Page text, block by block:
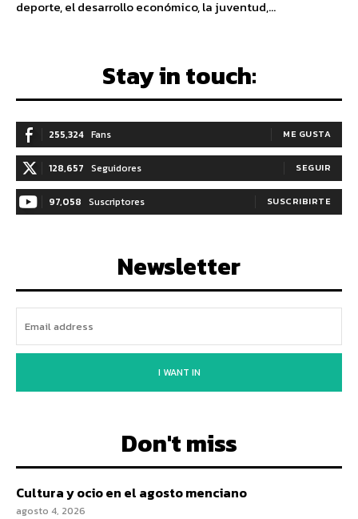
deporte, el desarrollo económico, la juventud,...
Stay in touch:
255,324 Fans ME GUSTA
128,657 Seguidores SEGUIR
97,058 Suscriptores SUSCRIBIRTE
Newsletter
I WANT IN
Don't miss
Cultura y ocio en el agosto menciano
agosto 4, 2026